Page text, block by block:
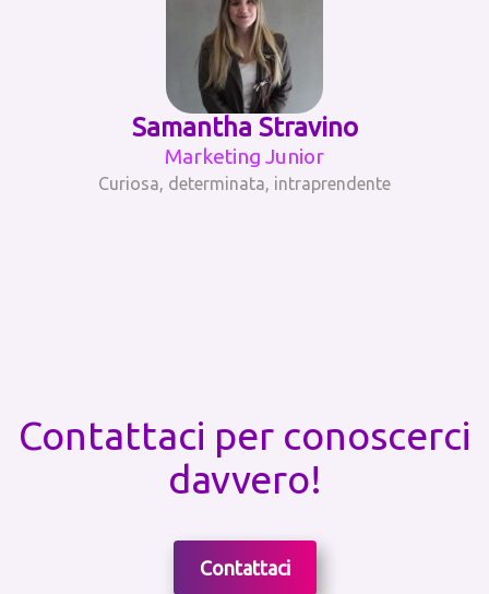
Samantha Stravino
Marketing Junior
Curiosa, determinata, intraprendente
Contattaci per conoscerci
davvero!
Contattaci